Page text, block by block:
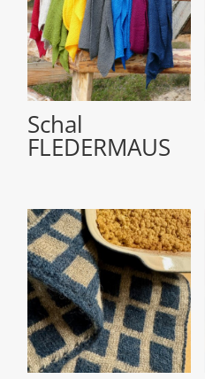
Schal
FLEDERMAUS